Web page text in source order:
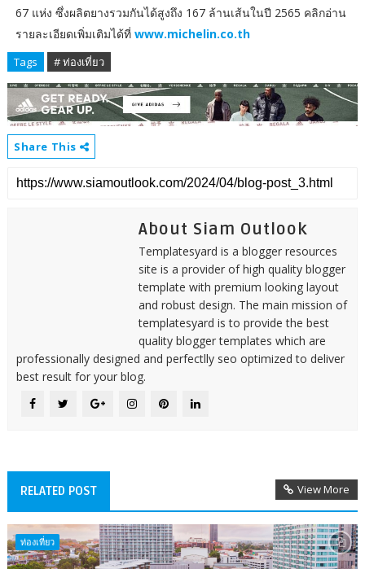
67 แห่ง ซึ่งผลิตยางรวมกันได้สูงถึง 167 ล้านเส้นในปี 2565 คลิกอ่าน
รายละเอียดเพิ่มเติมได้ที่ www.michelin.co.th
Tags # ท่องเที่ยว
Share This
About Siam Outlook
Templatesyard is a blogger resources
site is a provider of high quality blogger
template with premium looking layout
and robust design. The main mission of
templatesyard is to provide the best
quality blogger templates which are
professionally designed and perfectlly seo optimized to deliver
best result for your blog.
RELATED POST View More
ท่องเที่ยว